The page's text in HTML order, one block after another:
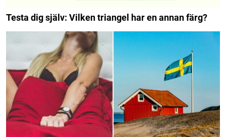
Testa dig själv: Vilken triangel har en annan färg?